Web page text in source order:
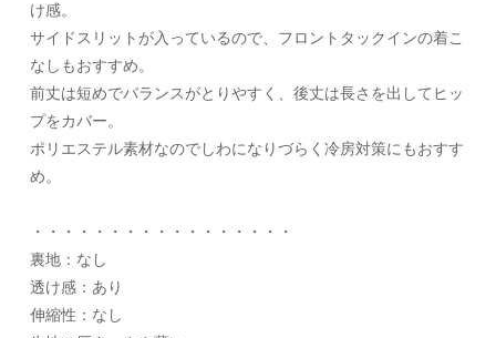
け感。
サイドスリットが入っているので、フロントタックインの着こ
なしもおすすめ。
前丈は短めでバランスがとりやすく、後丈は長さを出してヒッ
プをカバー。
ポリエステル素材なのでしわになりづらく冷房対策にもおすす
め。
・・・・・・・・・・・・・・・・・
裏地：なし
透け感：あり
伸縮性：なし